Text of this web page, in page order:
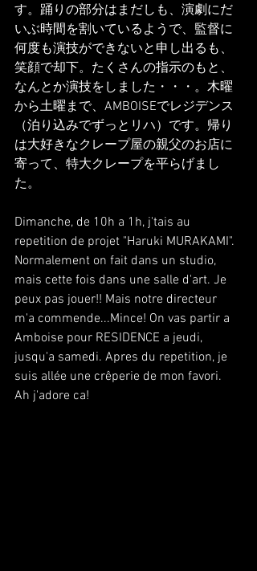
す。踊りの部分はまだしも、演劇にだ
いぶ時間を割いているようで、監督に
何度も演技ができないと申し出るも、
笑顔で却下。たくさんの指示のもと、
なんとか演技をしました・・・。木曜
から土曜まで、AMBOISEでレジデンス
（泊り込みでずっとリハ）です。帰り
は大好きなクレープ屋の親父のお店に
寄って、特大クレープを平らげまし
た。
Dimanche, de 10h a 1h, j'tais au
repetition de projet "Haruki MURAKAMI".
Normalement on fait dans un studio,
mais cette fois dans une salle d'art. Je
peux pas jouer!! Mais notre directeur
m'a commende...Mince! On vas partir a
Amboise pour RESIDENCE a jeudi,
jusqu'a samedi. Apres du repetition, je
suis allée une crêperie de mon favori.
Ah j'adore ca!